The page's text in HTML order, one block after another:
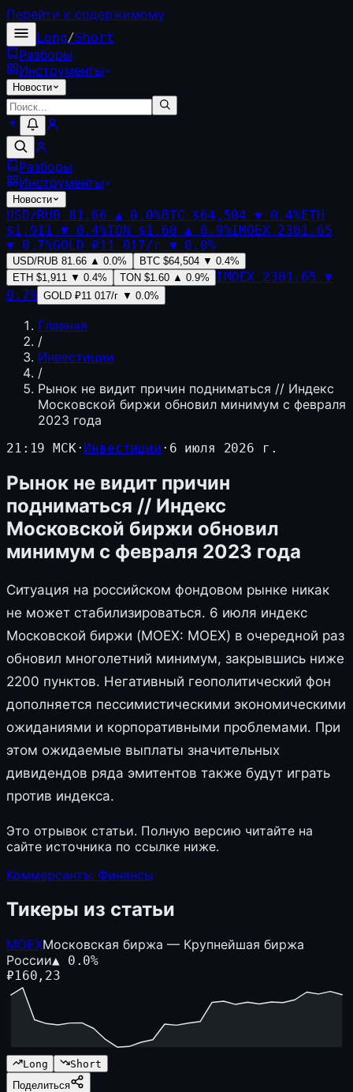
Перейти к содержимому
Long/Short
Разборы
Инструменты
Новости
Разборы
Инструменты
Новости
USD/RUB 81.66 ▲ 0.0%BTC $64,504 ▼ 0.4%ETH
$1,911 ▼ 0.4%TON $1.60 ▲ 0.9%IMOEX 2301.65
▼ 0.7%GOLD ₽11 017/г ▼ 0.0%
USD/RUB 81.66 ▲ 0.0% BTC $64,504 ▼ 0.4%
ETH $1,911 ▼ 0.4% TON $1.60 ▲ 0.9% IMOEX 2301.65 ▼
0.7% GOLD ₽11 017/г ▼ 0.0%
Главная
/
Инвестиции
/
Рынок не видит причин подниматься // Индекс
Московской биржи обновил минимум с февраля
2023 года
21:19 МСК· Инвестиции · 6 июля 2026 г.
Рынок не видит причин
подниматься // Индекс
Московской биржи обновил
минимум с февраля 2023 года
Ситуация на российском фондовом рынке никак
не может стабилизироваться. 6 июля индекс
Московской биржи (MOEX: MOEX) в очередной раз
обновил многолетний минимум, закрывшись ниже
2200 пунктов. Негативный геополитический фон
дополняется пессимистическими экономическими
ожиданиями и корпоративными проблемами. При
этом ожидаемые выплаты значительных
дивидендов ряда эмитентов также будут играть
против индекса.
Это отрывок статьи. Полную версию читайте на
сайте источника по ссылке ниже.
Коммерсантъ: Финансы
Тикеры из статьи
MOEXМосковская биржа — Крупнейшая биржа
России▲ 0.0%
₽160,23
Long
Short
Поделиться